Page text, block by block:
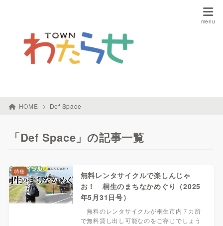
HOME Def Space
「Def Space」の記事一覧
無料レンタサイクルで楽しんじゃ
お！ 桐生のまちなかめぐり（2025
年5月31日号）
無料のレンタサイクルが桐生市内７カ所
で無料貸し出し可能なのをご存じでしょう
特集